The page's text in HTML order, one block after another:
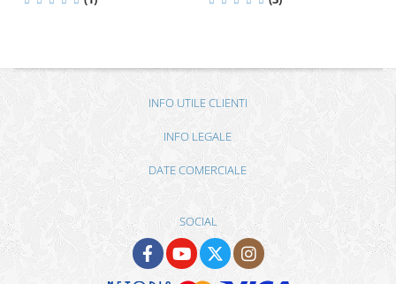
INFO UTILE CLIENTI
INFO LEGALE
DATE COMERCIALE
SOCIAL